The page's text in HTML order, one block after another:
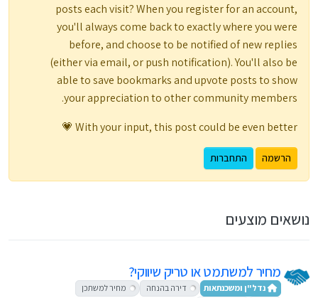
posts each visit? When you register for an account,
you'll always come back to exactly where you were
before, and choose to be notified of new replies
(either via email, or push notification). You'll also be
able to save bookmarks and upvote posts to show
your appreciation to other community members.
With your input, this post could be even better 💗
הרשמה התחברות
נושאים מוצעים
מחיר למשתמט או טריק שיווקי?
נדל"ן ומשכנתאות דירה בהנחה
מחיר למשתכן